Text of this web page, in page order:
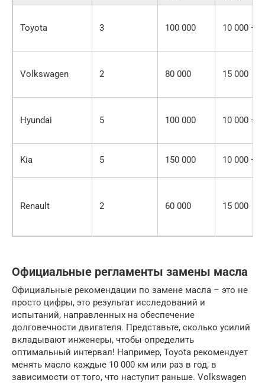
Toyota 3 100 000 10 000 —
Volkswagen 2 80 000 15 000
Hyundai 5 100 000 10 000 —
Kia 5 150 000 10 000 —
Renault 2 60 000 15 000
Официальные регламенты замены масла
Официальные рекомендации по замене масла – это не
просто цифры, это результат исследований и
испытаний, направленных на обеспечение
долговечности двигателя. Представьте, сколько усилий
вкладывают инженеры, чтобы определить
оптимальный интервал! Например, Toyota рекомендует
менять масло каждые 10 000 км или раз в год, в
зависимости от того, что наступит раньше. Volkswagen